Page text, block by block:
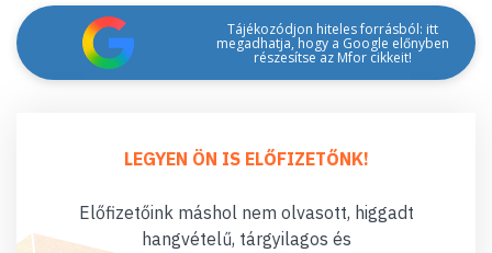
Tájékozódjon hiteles forrásból: itt
megadhatja, hogy a Google előnyben
részesítse az Mfor cikkeit!
LEGYEN ÖN IS ELŐFIZETŐNK!
Előfizetőink máshol nem olvasott, higgadt
hangvételű, tárgyilagos és